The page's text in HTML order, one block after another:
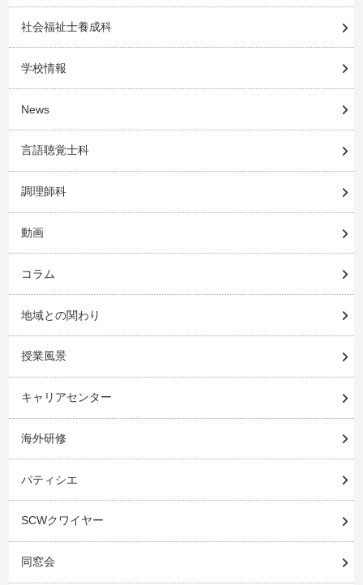
社会福祉士養成科
学校情報
News
言語聴覚士科
調理師科
動画
コラム
地域との関わり
授業風景
キャリアセンター
海外研修
パティシエ
SCWクワイヤー
同窓会